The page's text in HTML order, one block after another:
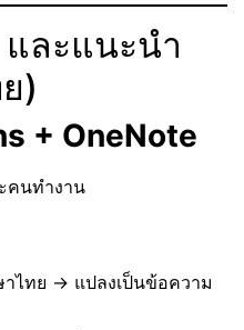
ละแนะนำ
)
+ OneNote
คนทำงาน
ไทย → แปลงเป็นข้อความ